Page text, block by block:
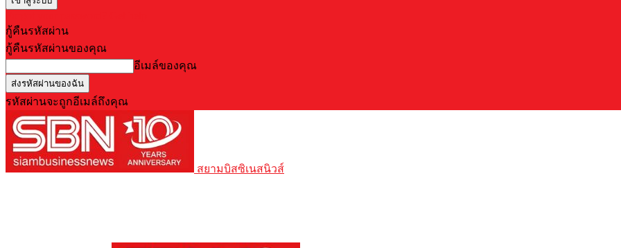
กู้คืนรหัสผ่าน
กู้คืนรหัสผ่านของคุณ
อีเมล์ของคุณ
รหัสผ่านจะถูกอีเมล์ถึงคุณ
สยามบิสซิเนสนิวส์